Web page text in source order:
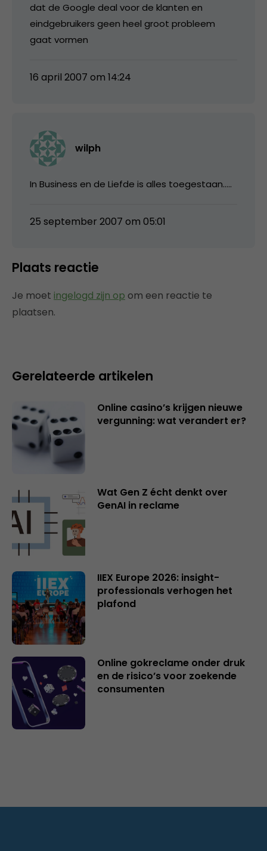
dat de Google deal voor de klanten en
eindgebruikers geen heel groot probleem
gaat vormen
16 april 2007 om 14:24
wilph
In Business en de Liefde is alles toegestaan…..
25 september 2007 om 05:01
Plaats reactie
Je moet ingelogd zijn op om een reactie te
plaatsen.
Gerelateerde artikelen
Online casino’s krijgen nieuwe
vergunning: wat verandert er?
Wat Gen Z écht denkt over
GenAI in reclame
IIEX Europe 2026: insight-
professionals verhogen het
plafond
Online gokreclame onder druk
en de risico’s voor zoekende
consumenten